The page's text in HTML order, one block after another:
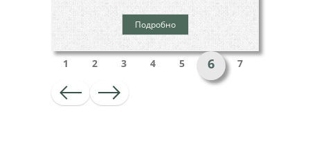
Подробно
1 2 3 4 5 6 7